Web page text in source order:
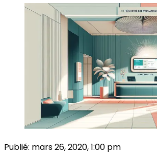
Publié: mars 26, 2020, 1:00 pm